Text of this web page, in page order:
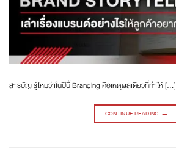
สารบัญ รู้ไหมว่าในปีนี้ Branding คือเหตุผลเดียวที่ทำให้ […]
CONTINUE READING →